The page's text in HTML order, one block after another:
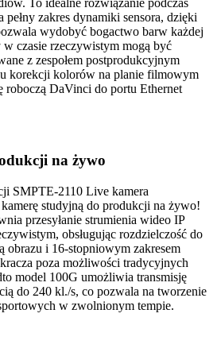
zakres dynamiki sensora, dzięki
wydobyć bogactwo barw każdej
czasie rzeczywistym mogą być
z zespołem postprodukcyjnym
korekcji kolorów na planie filmowym
roboczą DaVinci do portu Ethernet
na żywo
SMPTE-2110 Live kamera
studyjną do produkcji na żywo!
przesyłanie strumienia wideo IP
obsługując rozdzielczość do
obrazu i 16-stopniowym zakresem
poza możliwości tradycyjnych
model 100G umożliwia transmisję
do 240 kl./s, co pozwala na tworzenie
w zwolnionym tempie.